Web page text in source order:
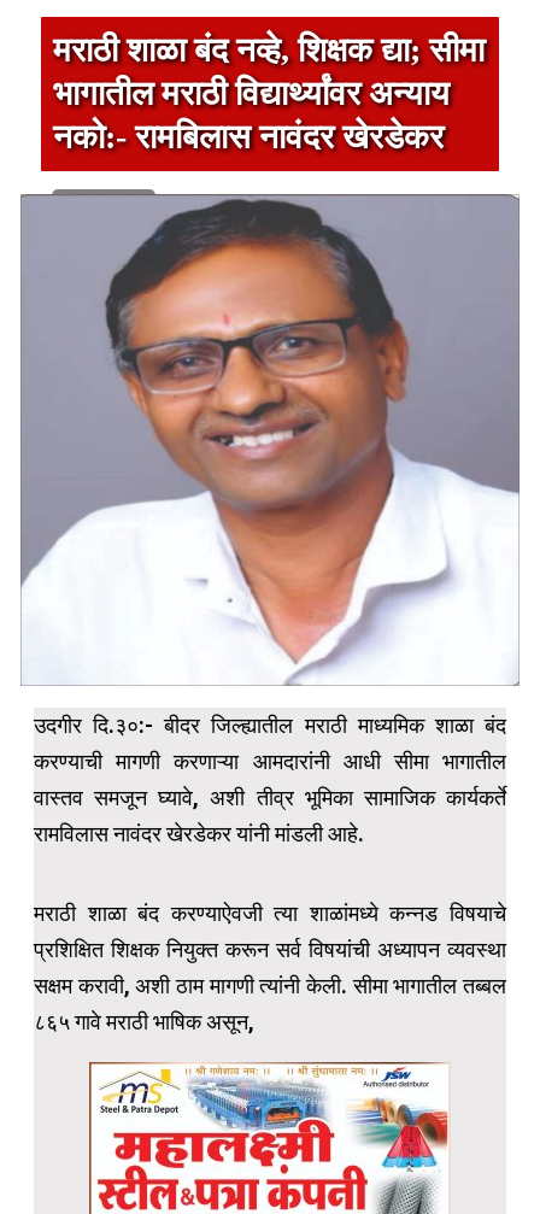
मराठी शाळा बंद नव्हे, शिक्षक द्या; सीमा
भागातील मराठी विद्यार्थ्यांवर अन्याय
नको:- रामबिलास नावंदर खेरडेकर
उदगीर दि.३०:- बीदर जिल्ह्यातील मराठी माध्यमिक शाळा बंद
करण्याची मागणी करणाऱ्या आमदारांनी आधी सीमा भागातील
वास्तव समजून घ्यावे, अशी तीव्र भूमिका सामाजिक कार्यकर्ते
रामविलास नावंदर खेरडेकर यांनी मांडली आहे.
मराठी शाळा बंद करण्याऐवजी त्या शाळांमध्ये कन्नड विषयाचे
प्रशिक्षित शिक्षक नियुक्त करून सर्व विषयांची अध्यापन व्यवस्था
सक्षम करावी, अशी ठाम मागणी त्यांनी केली. सीमा भागातील तब्बल
८६५ गावे मराठी भाषिक असून,